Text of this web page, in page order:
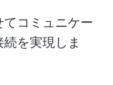
コミュニケー
を実現しま